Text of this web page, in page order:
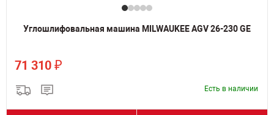
Углошлифовальная машина MILWAUKEE AGV 26-230 GE
71 310 ₽
Есть в наличии